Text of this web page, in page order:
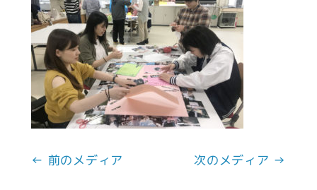
← 前のメディア 次のメディア →